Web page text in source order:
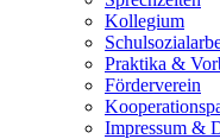
Kollegium
Praktika &
Förderverein
Impressum &